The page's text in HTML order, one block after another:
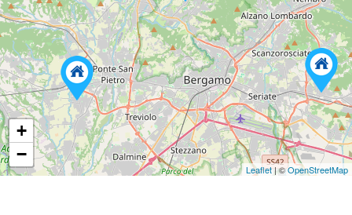
+
−
Leaflet| ©OpenStreetMap